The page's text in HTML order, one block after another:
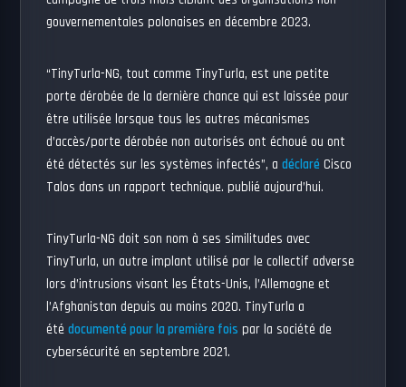
gouvernementales polonaises en décembre 2023.
“TinyTurla-NG, tout comme TinyTurla, est une petite
porte dérobée de la dernière chance qui est laissée pour
être utilisée lorsque tous les autres mécanismes
d’accès/porte dérobée non autorisés ont échoué ou ont
été détectés sur les systèmes infectés”, adéclaré Cisco
Talos dans un rapport technique. publié aujourd’hui.
TinyTurla-NG doit son nom à ses similitudes avec
TinyTurla, un autre implant utilisé par le collectif adverse
lors d’intrusions visant les États-Unis, l’Allemagne et
l’Afghanistan depuis au moins 2020. TinyTurla a
étédocumenté pour la première fois par la société de
cybersécurité en septembre 2021.